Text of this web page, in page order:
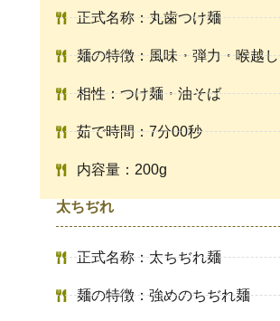
正式名称：丸歯つけ麺
麺の特徴：風味・弾力・喉越し
相性：つけ麺・油そば
茹で時間：7分00秒
内容量：200g
太ちぢれ
正式名称：太ちぢれ麺
麺の特徴：強めのちぢれ麺